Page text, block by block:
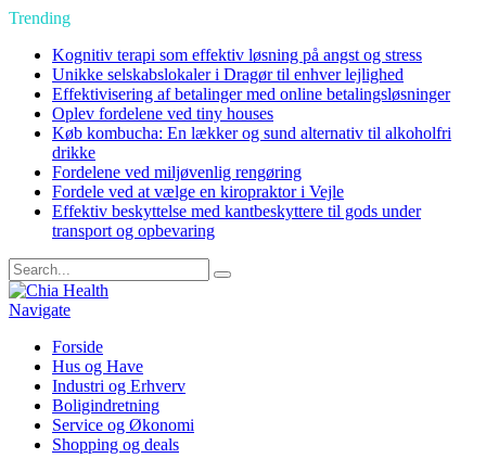
Trending
Kognitiv terapi som effektiv løsning på angst og stress
Unikke selskabslokaler i Dragør til enhver lejlighed
Effektivisering af betalinger med online betalingsløsninger
Oplev fordelene ved tiny houses
Køb kombucha: En lækker og sund alternativ til alkoholfri
drikke
Fordelene ved miljøvenlig rengøring
Fordele ved at vælge en kiropraktor i Vejle
Effektiv beskyttelse med kantbeskyttere til gods under
transport og opbevaring
Navigate
Forside
Hus og Have
Industri og Erhverv
Boligindretning
Service og Økonomi
Shopping og deals